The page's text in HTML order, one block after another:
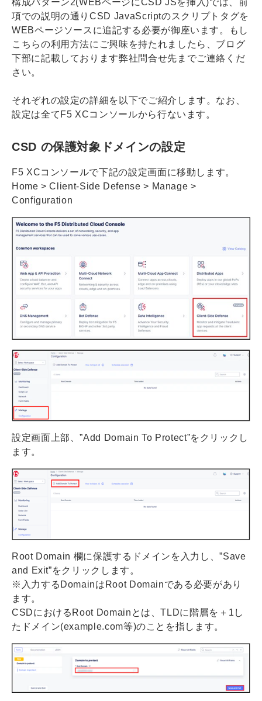
構成パターン2(WEBページにCSD JSを挿入)では、前
項での説明の通りCSD JavaScriptのスクリプトタグを
WEBページソースに追記する必要が御座います。もし
こちらの利用方法にご興味を持たれましたら、ブログ
下部に記載しております弊社問合せ先までご連絡くだ
さい。
それぞれの設定の詳細を以下でご紹介します。なお、
設定は全てF5 XCコンソールから行ないます。
CSD の保護対象ドメインの設定
F5 XCコンソールで下記の設定画面に移動します。
Home > Client-Side Defense > Manage >
Configuration
設定画面上部、”Add Domain To Protect”をクリックし
ます。
Root Domain 欄に保護するドメインを入力し、”Save
and Exit”をクリックします。
※入力するDomainはRoot Domainである必要があり
ます。
CSDにおけるRoot Domainとは、TLDに階層を＋1し
たドメイン(example.com等)のことを指します。